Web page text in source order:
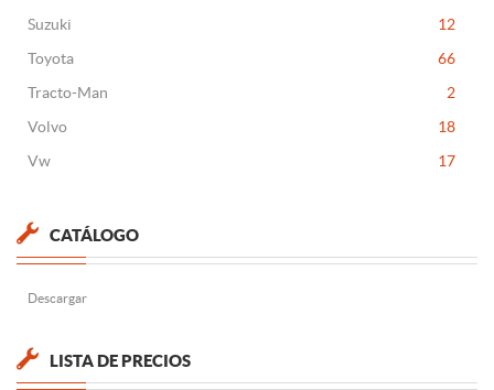
Suzuki
12
Toyota
66
Tracto-Man
2
Volvo
18
Vw
17
CATÁLOGO
Descargar
LISTA DE PRECIOS